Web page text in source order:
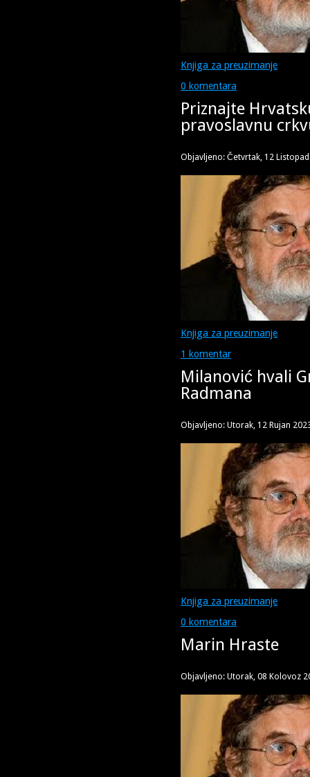
Knjiga za preuzimanje
0 komentara
Priznajte
pravoslavnu
Objavljeno: Četvrtak, 12
Knjiga za preuzimanje
1 komentar
Milanović hvali
Radmana
Objavljeno: Utorak, 12 Rujan
Knjiga za preuzimanje
0 komentara
Marin Hraste
Objavljeno: Utorak, 08 Kolovoz